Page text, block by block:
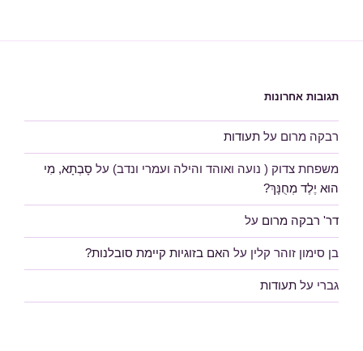
תגובות אחרונות
רבקה מרום על תעודות
משפחת צדוק ( נועה ואוהד והילה ועמרי ונדב) על סָבְתָא, מִי
הוּא יֶלֶד מְחֻנָּךְ?
דר' רבקה מרום על
בן סימון זוהר קלין על האם בזוגיות קיימת סובלנות?
גברי על תעודות